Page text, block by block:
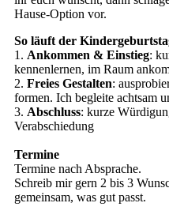
Hause-Option vor.
So läuft der
1. Ankommen & Einstieg:
kennenlernen, im Raum
2. Freies Gestalten:
formen. Ich begleite achtsam
3. Abschluss: kurze
Verabschiedung
Termine
Termine nach Absprache.
Schreib mir gern 2 bis 3
gemeinsam, was gut passt.